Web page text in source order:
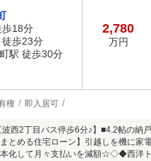
歩18分
歩23分
駅 徒歩30分
2,780
万円
権 即入居可
西2丁目バス停歩6分♪】■4.2帖の納
とめる住宅ローン】引越しを機に
本化して月々支払いを減額☆◇◆西洋